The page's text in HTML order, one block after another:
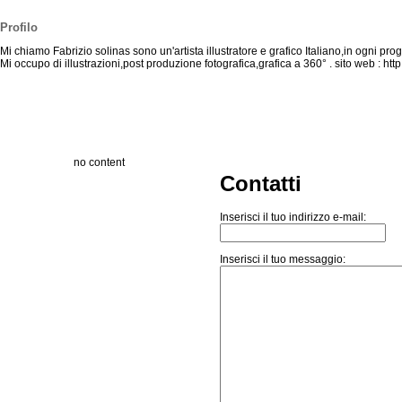
Profilo
Mi chiamo Fabrizio solinas sono un'artista illustratore e grafico Italiano,in ogni
Mi occupo di illustrazioni,post produzione fotografica,grafica a 360° . sito web :
no content
Contatti
Inserisci il tuo indirizzo e-mail:
Inserisci il tuo messaggio: